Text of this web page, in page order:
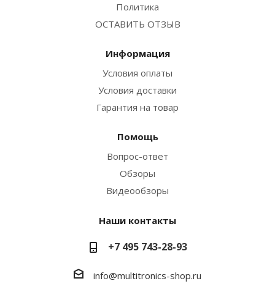
Политика
ОСТАВИТЬ ОТЗЫВ
Информация
Условия оплаты
Условия доставки
Гарантия на товар
Помощь
Вопрос-ответ
Обзоры
Видеообзоры
Наши контакты
+7 495 743-28-93
info@multitronics-shop.ru